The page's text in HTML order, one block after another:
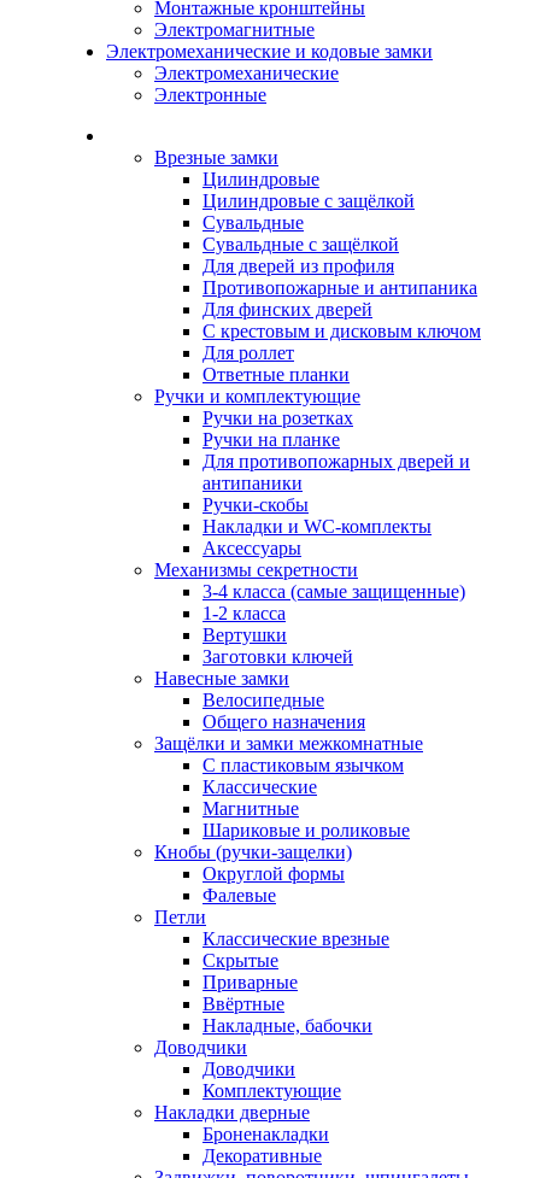
Монтажные кронштейны
Электромагнитные
Электромеханические и кодовые замки
Электромеханические
Электронные
Врезные замки
Цилиндровые
Цилиндровые с защёлкой
Сувальдные
Сувальдные с защёлкой
Для дверей из профиля
Противопожарные и антипаника
Для финских дверей
С крестовым и дисковым ключом
Для роллет
Ответные планки
Ручки и комплектующие
Ручки на розетках
Ручки на планке
Для противопожарных дверей и
антипаники
Ручки-скобы
Накладки и WC-комплекты
Аксессуары
Механизмы секретности
3-4 класса (самые защищенные)
1-2 класса
Вертушки
Заготовки ключей
Навесные замки
Велосипедные
Общего назначения
Защёлки и замки межкомнатные
С пластиковым язычком
Классические
Магнитные
Шариковые и роликовые
Кнобы (ручки-защелки)
Округлой формы
Фалевые
Петли
Классические врезные
Скрытые
Приварные
Ввёртные
Накладные, бабочки
Доводчики
Доводчики
Комплектующие
Накладки дверные
Броненакладки
Декоративные